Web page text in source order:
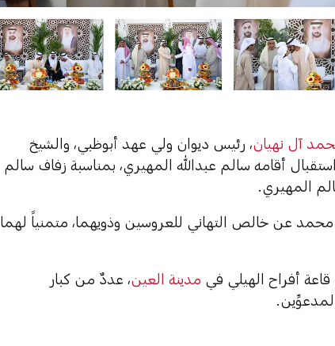
آل نهيان، رئيس ديوان ولي عهد أبوظبي، والشيخ
أقامه سالم عبدالله المهيري، بمناسبة زفاف سالم
المهيري.
عن خالص التهاني للعروسين وذويهما، متمنياً لهما
أفراح الهيلي في مدينة العين، عددٌ من كبار